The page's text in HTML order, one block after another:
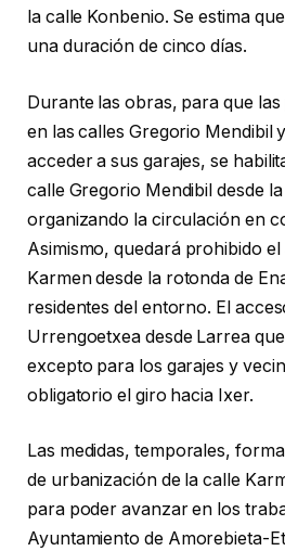
la calle Konbenio. Se estima
una duración de cinco días.
Durante las obras, para que
en las calles Gregorio Mendibil
acceder a sus garajes, se
calle Gregorio Mendibil desde
organizando la circulación en
Asimismo, quedará prohibido
Karmen desde la rotonda de
residentes del entorno. El
Urrengoetxea desde Larrea
excepto para los garajes y
obligatorio el giro hacia Ixer.
Las medidas, temporales,
de urbanización de la calle
para poder avanzar en los
Ayuntamiento de Amorebieta-